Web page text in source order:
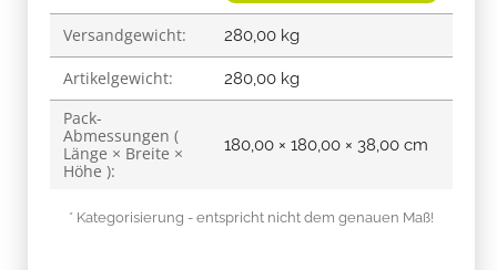
Versandgewicht: 280,00 kg
Artikelgewicht: 280,00 kg
Pack-
Abmessungen (
Länge × Breite ×
Höhe ):
180,00 × 180,00 × 38,00 cm
* Kategorisierung - entspricht nicht dem genauen Maß!